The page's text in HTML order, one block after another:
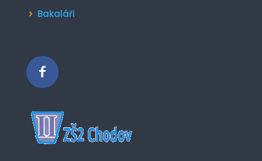
Bakaláři